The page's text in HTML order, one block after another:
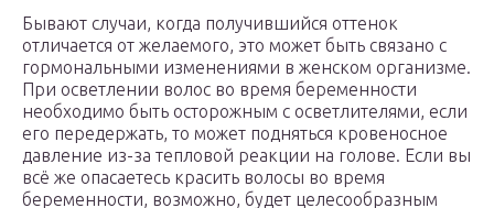
Бывают случаи, когда получившийся оттенок
отличается от желаемого, это может быть связано с
гормональными изменениями в женском организме.
При осветлении волос во время беременности
необходимо быть осторожным с осветлителями, если
его передержать, то может подняться кровеносное
давление из-за тепловой реакции на голове. Если вы
всё же опасаетесь красить волосы во время
беременности, возможно, будет целесообразным